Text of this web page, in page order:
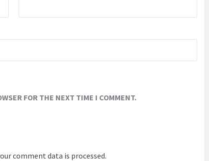
FOR THE NEXT TIME I COMMENT.
comment data is processed.